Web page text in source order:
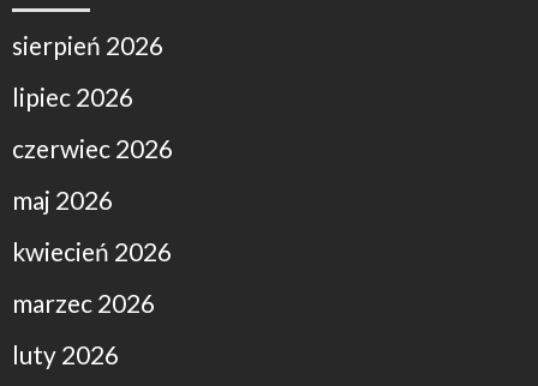
sierpień 2026
lipiec 2026
czerwiec 2026
maj 2026
kwiecień 2026
marzec 2026
luty 2026